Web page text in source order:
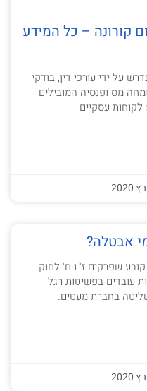
קורונה – כל המידע
על ידי עורכי דין, בודקי
מס ופנסיה המובילים
אבטלה?
שפרקים ז' ו-ח' לחוק
עובדים בפשיטות רגל
בחברת מעטים.